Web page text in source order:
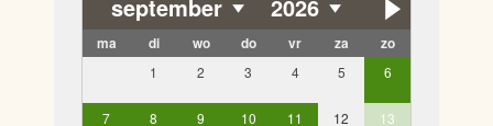
september 2026
ma di wo do vr za zo
1 2 3 4 5 6
7 8 9 10 11 12 13